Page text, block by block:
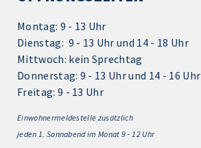
Montag: 9 - 13 Uhr
Dienstag: 9 - 13 Uhr und 14 - 18 Uhr
Mittwoch: kein Sprechtag
Donnerstag: 9 - 13 Uhr und 14 - 16 Uhr
Freitag: 9 - 13 Uhr
Einwohnermeldestelle zusätzlich
jeden 1. Sonnabend im Monat 9 - 12 Uhr